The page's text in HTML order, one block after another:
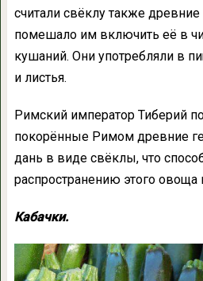
считали свёклу также
помешало им включить её в
кушаний. Они употребляли в
и листья.
Римский император Тиберий
покорённые Римом древние
дань в виде свёклы, что
распространению этого овоща
Кабачки.